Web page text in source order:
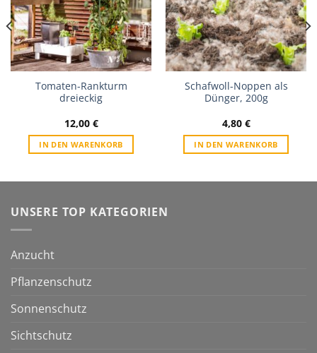
Tomaten-Rankturm
dreieckig
12,00 €
IN DEN WARENKORB
Schafwoll-Noppen als
Dünger, 200g
4,80 €
IN DEN WARENKORB
UNSERE TOP KATEGORIEN
Anzucht
Pflanzenschutz
Sonnenschutz
Sichtschutz